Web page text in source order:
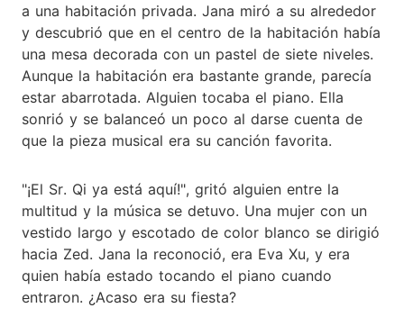
a una habitación privada. Jana miró a su alrededor
y descubrió que en el centro de la habitación había
una mesa decorada con un pastel de siete niveles.
Aunque la habitación era bastante grande, parecía
estar abarrotada. Alguien tocaba el piano. Ella
sonrió y se balanceó un poco al darse cuenta de
que la pieza musical era su canción favorita.
"¡El Sr. Qi ya está aquí!", gritó alguien entre la
multitud y la música se detuvo. Una mujer con un
vestido largo y escotado de color blanco se dirigió
hacia Zed. Jana la reconoció, era Eva Xu, y era
quien había estado tocando el piano cuando
entraron. ¿Acaso era su fiesta?